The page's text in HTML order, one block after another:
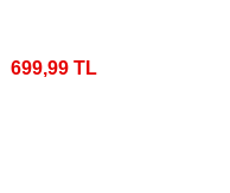
699,99 TL